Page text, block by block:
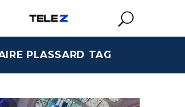
PLASSARD TAG